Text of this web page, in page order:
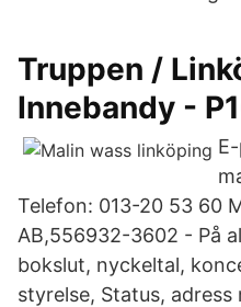
Truppen /
Innebandy -
Telefon: 013-20 53 60
AB,556932-3602 - På
bokslut, nyckeltal,
styrelse, Status,